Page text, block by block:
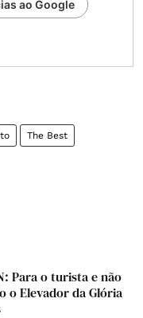
ao Google
The Best
Para o turista e não
o Elevador da Glória